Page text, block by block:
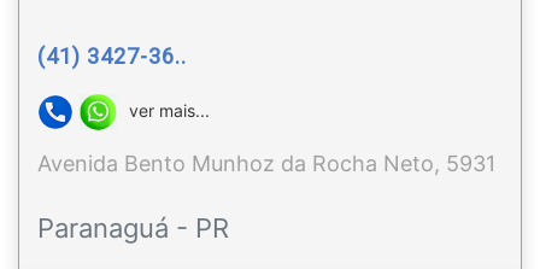
(41) 3427-36..
ver mais...
Avenida Bento Munhoz da Rocha Neto, 5931
Paranaguá - PR